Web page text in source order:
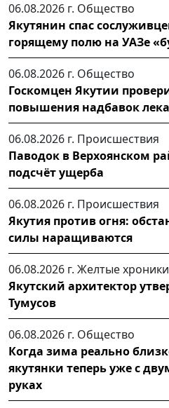
06.08.2026 г. Общество
Якутянин спас
горящему полю на УАЗе
06.08.2026 г. Общество
Госкомцен Якутии
повышения надбавок
06.08.2026 г. Происшествия
Паводок в Верхоянском
подсчёт ущерба
06.08.2026 г. Происшествия
Якутия против огня:
силы наращиваются
06.08.2026 г. Желтые хроники
Якутский архитектор
Тумусов
06.08.2026 г. Общество
Когда зима реально
якутянки теперь уже с
руках